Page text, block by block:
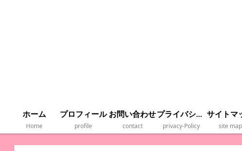
ホーム
Home
プロフィール
profile
お問い合わせ
contact
プライバシーポリシー
privacy‐Policy
サイトマ
site map